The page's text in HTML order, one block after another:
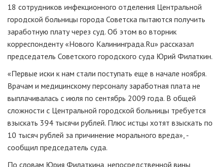
18 сотрудников инфекционного отделения Центральной
городской больницы города Советска пытаются получить
заработную плату через суд. Об этом во вторник
корреспонденту «Нового Калининграда.Ru» рассказал
председатель Советского городского суда Юрий Филаткин.
«Первые иски к нам стали поступать еще в начале ноября.
Врачам и медицинскому персоналу заработная плата не
выплачивалась с июля по сентябрь 2009 года. В общей
сложности с Центральной городской больницы требуется
взыскать 394 тысячи рублей. Плюс истцы хотят взыскать по
10 тысяч рублей за причинение морального вреда», -
сообщил председатель суда.
По словам Юрия Филаткина, непосредственной вины